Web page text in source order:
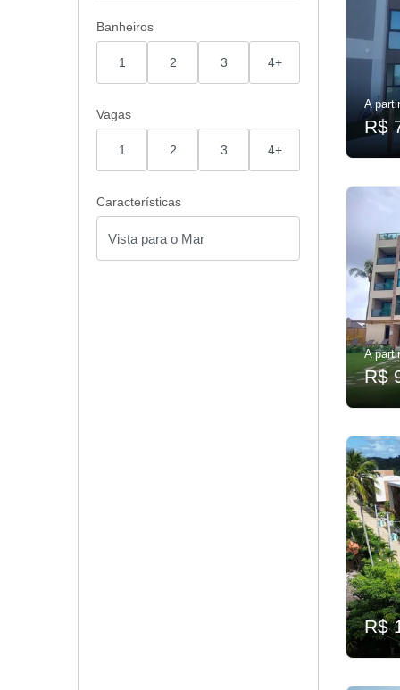
Banheiros
1 2 3 4+
Vagas
1 2 3 4+
Características
A
R$
A
R$
R$